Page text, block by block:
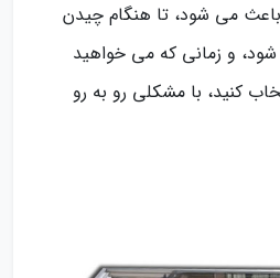
باعث می شود، تا هنگام چیدن
و زمانی که می خواهید
کنید، با مشکلی رو به رو